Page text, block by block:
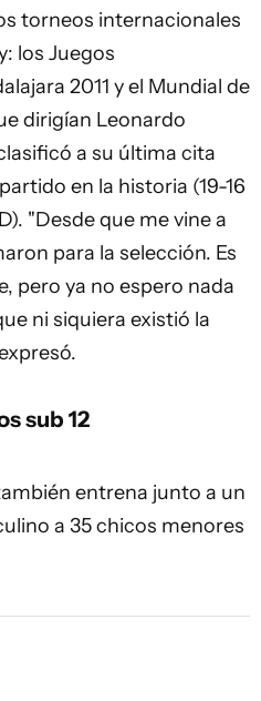
torneos internacionales
los Juegos
2011 y el Mundial de
dirigían Leonardo
a su última cita
en la historia (19-16
"Desde que me vine a
para la selección. Es
pero ya no espero nada
ni siquiera existió la
sub 12
entrena junto a un
a 35 chicos menores